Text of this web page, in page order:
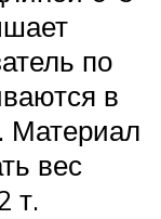
по
в
Материал
вес
т.